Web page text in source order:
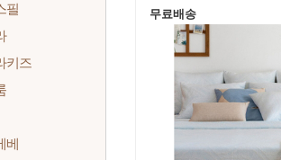
필
키즈
베
무료배송